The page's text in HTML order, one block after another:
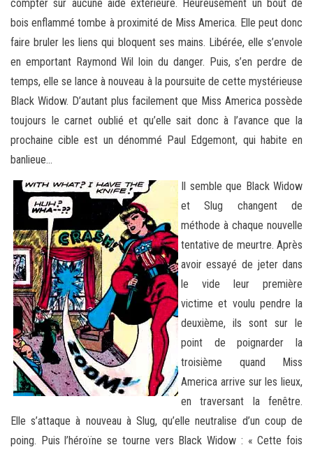
compter sur aucune aide extérieure. Heureusement un bout de
bois enflammé tombe à proximité de Miss America. Elle peut donc
faire bruler les liens qui bloquent ses mains. Libérée, elle s’envole
en emportant Raymond Wil loin du danger. Puis, s’en perdre de
temps, elle se lance à nouveau à la poursuite de cette mystérieuse
Black Widow. D’autant plus facilement que Miss America possède
toujours le carnet oublié et qu’elle sait donc à l’avance que la
prochaine cible est un dénommé Paul Edgemont, qui habite en
banlieue…
Il semble que Black Widow
et Slug changent de
méthode à chaque nouvelle
tentative de meurtre. Après
avoir essayé de jeter dans
le vide leur première
victime et voulu pendre la
deuxième, ils sont sur le
point de poignarder la
troisième quand Miss
America arrive sur les lieux,
en traversant la fenêtre.
Elle s’attaque à nouveau à Slug, qu’elle neutralise d’un coup de
poing. Puis l’héroïne se tourne vers Black Widow : « Cette fois